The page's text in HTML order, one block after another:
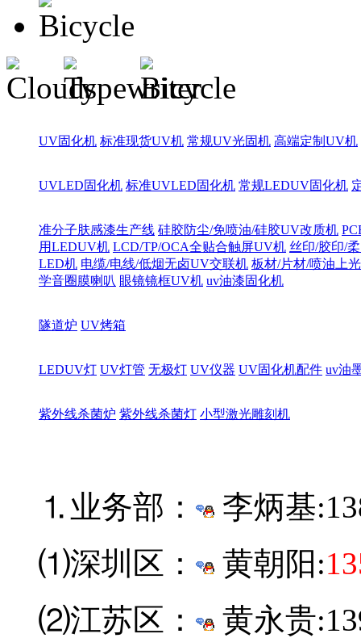
UV固化机 标准现货UV机 常规UV光固机 高端定制UV机
UVLED固化机 标准UVLED固化机 常规LEDUV固化机
准分子肤感漆生产线 硅胶防尘/免喷油/硅胶UV改质机
用LEDUV机 LCD/TP/OCA全贴合触屏UV机 丝印/胶印/
LED机 电缆/电线/低烟无卤UV交联机 板材/片材/喷油上
学音圈膜喇叭 眼镜镜框UV机 uv油漆固化机
隧道炉 UV烤箱
LEDUV灯 UV灯管 无极灯 UV仪器 UV固化机配件 uv油
紫外线杀菌炉 紫外线杀菌灯 小型激光雕刻机
⒈业务部： 李炳基:
⑴深圳区：
黄朝阳:
⑵江苏区：
黄永贵